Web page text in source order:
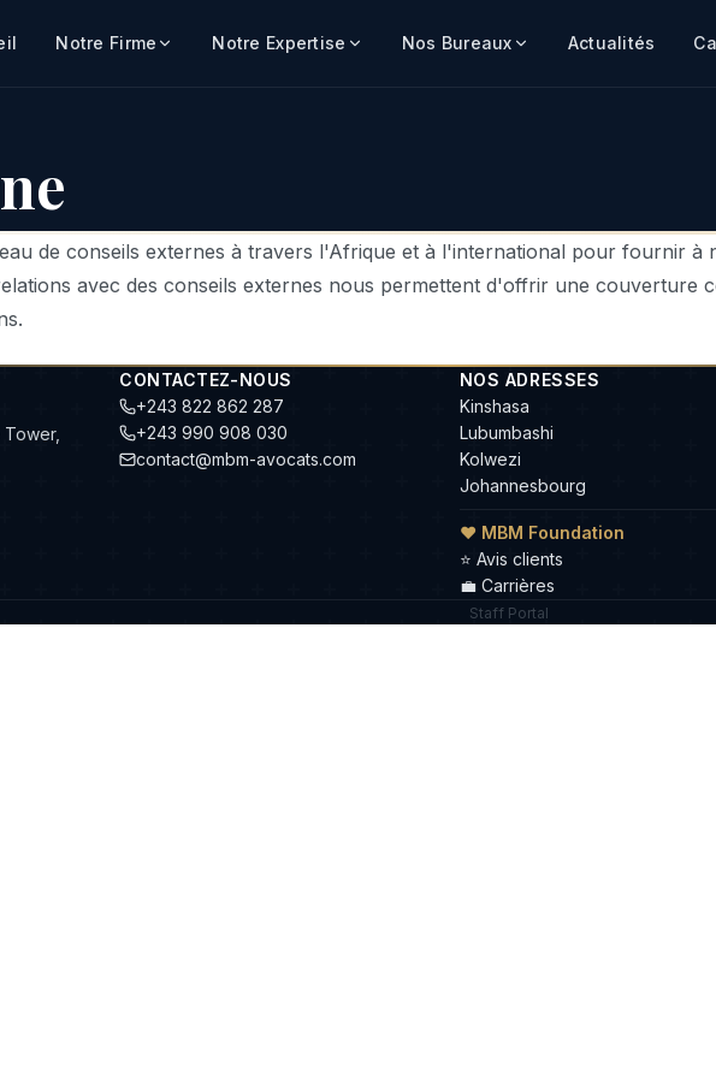
Notre Firme Notre Expertise Nos Bureaux Actualités
de conseils externes à travers l'Afrique et à l'international pour fournir à
avec des conseils externes nous permettent d'offrir une couverture
CONTACTEZ-NOUS
+243 822 862 287
+243 990 908 030
contact@mbm-avocats.com
NOS ADRESSES
Kinshasa
Lubumbashi
Kolwezi
Johannesbourg
❤ MBM Foundation
⭐ Avis clients
💼 Carrières
Staff Portal